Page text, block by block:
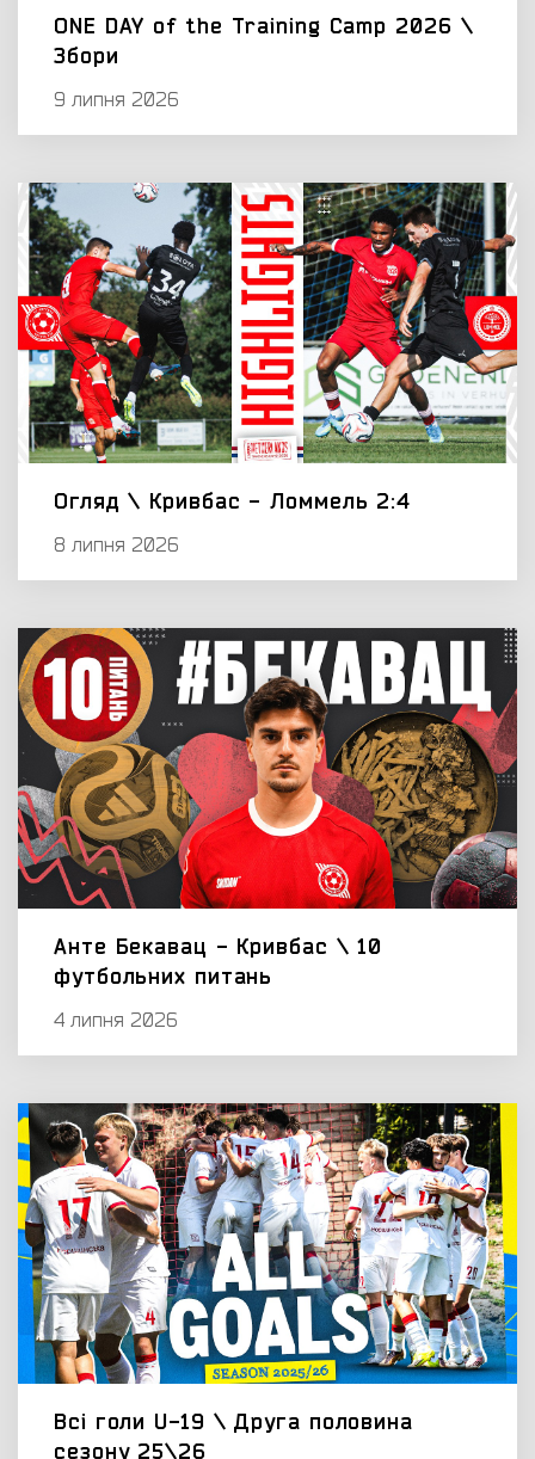
ONE DAY of the Training Camp 2026 \
Збори
9 липня 2026
Огляд \ Кривбас - Ломмель 2:4
8 липня 2026
Анте Бекавац - Кривбас \ 10
футбольних питань
4 липня 2026
Всі голи U-19 \ Друга половина
сезону 25\26